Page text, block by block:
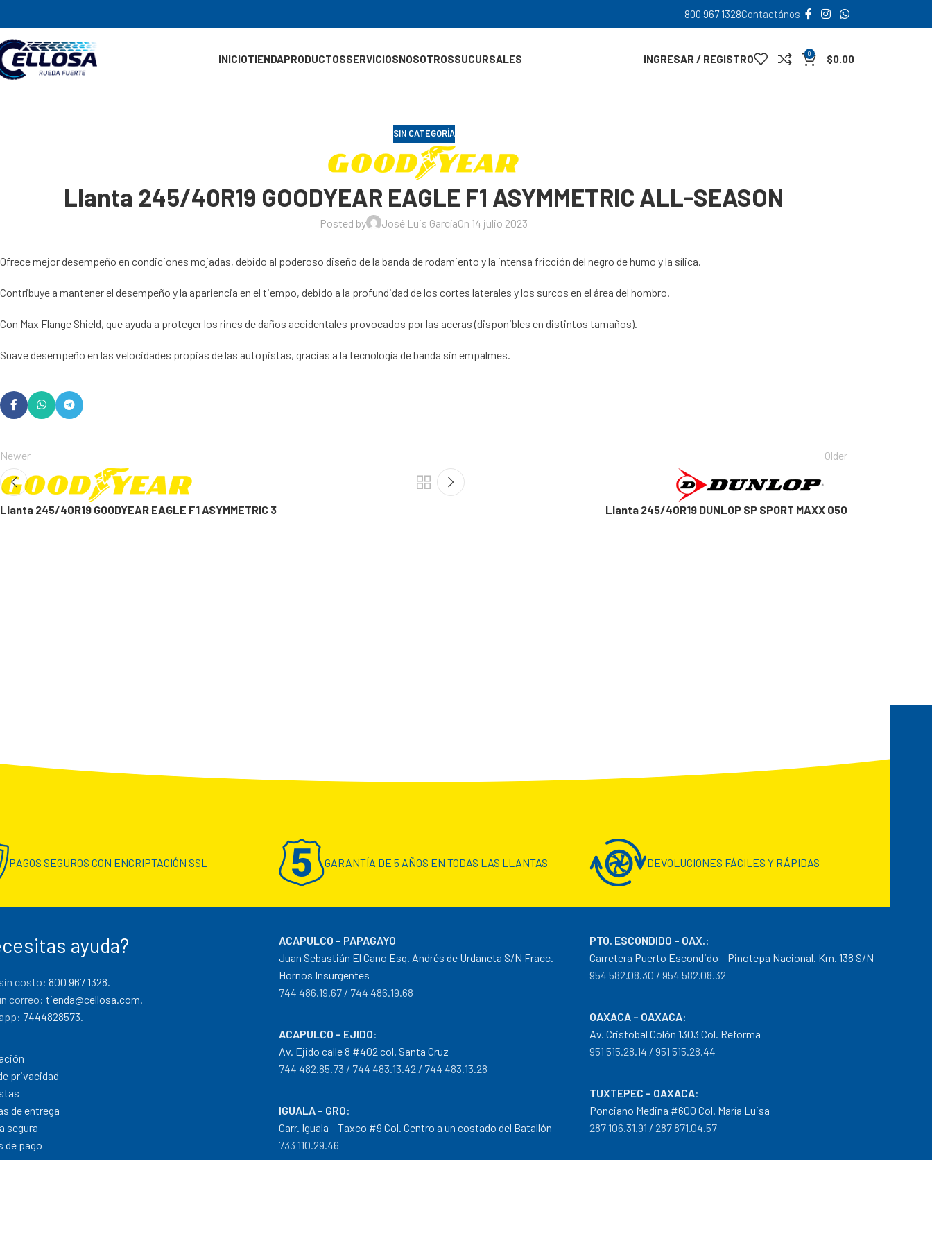
800 967 1328Contactános
INICIOTIENDAPRODUCTOSSERVICIOSNOSOTROSSUCURSALES INGRESAR / REGISTRO 0 $0.00
SIN CATEGORÍA
Llanta 245/40R19 GOODYEAR EAGLE F1 ASYMMETRIC ALL-SEASON
Posted by José Luis GarcíaOn 14 julio 2023
Ofrece mejor desempeño en condiciones mojadas, debido al poderoso diseño de la banda de rodamiento y la intensa fricción del negro de humo y la sílica.
Contribuye a mantener el desempeño y la apariencia en el tiempo, debido a la profundidad de los cortes laterales y los surcos en el área del hombro.
Con Max Flange Shield, que ayuda a proteger los rines de daños accidentales provocados por las aceras (disponibles en distintos tamaños).
Suave desempeño en las velocidades propias de las autopistas, gracias a la tecnología de banda sin empalmes.
Newer
Llanta 245/40R19 GOODYEAR EAGLE F1 ASYMMETRIC 3
Older
Llanta 245/40R19 DUNLOP SP SPORT MAXX 050
PAGOS SEGUROS CON ENCRIPTACIÓN SSL GARANTÍA DE 5 AÑOS EN TODAS LAS LLANTAS DEVOLUCIONES FÁCILES Y RÁPIDAS
ayuda?
costo:800 967 1328.
correo:tienda@cellosa.com
7444828573
privacidad
de entrega
segura
de pago
ACAPULCO – PAPAGAYO
Juan Sebastián El Cano Esq. Andrés de Urdaneta S/N Fracc.
Hornos Insurgentes
744 486.19.67 / 744 486.19.68
ACAPULCO – EJIDO:
Av. Ejido calle 8 #402 col. Santa Cruz
744 482.85.73 / 744 483.13.42 / 744 483.13.28
IGUALA – GRO:
Carr. Iguala – Taxco #9 Col. Centro a un costado del Batallón
733 110.29.46
PTO. ESCONDIDO – OAX. :
Carretera Puerto Escondido – Pinotepa Nacional. Km. 138 S/N
954 582.08.30 / 954 582.08.32
OAXACA – OAXACA:
Av. Cristobal Colón 1303 Col. Reforma
951 515.28.14 / 951 515.28.44
TUXTEPEC – OAXACA:
Ponciano Medina #600 Col. María Luisa
287 106.31.91 / 287 871.04.57